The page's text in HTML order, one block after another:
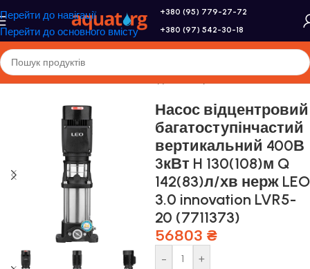
Перейти до навігації
Перейти до основного вмісту
+380 (95) 779-27-72
+380 (97) 542-30-18
Головна/Насоси та насосне обладнання/Промислові насоси
Насос відцентровий
багатоступінчастий
вертикальний 400В
3кВт H 130(108)м Q
142(83)л/хв нерж LEO
3.0 innovation LVR5-
20 (7711373)
56803 ₴
- +